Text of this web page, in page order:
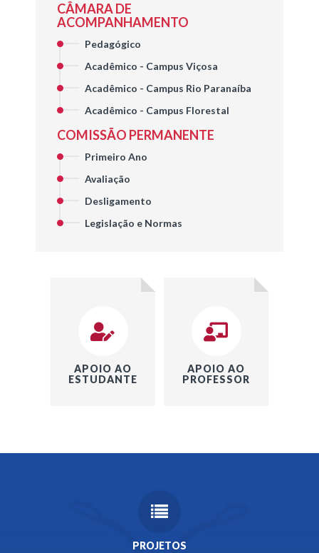
CÂMARA DE
ACOMPANHAMENTO
Pedagógico
Acadêmico - Campus Viçosa
Acadêmico - Campus Rio Paranaíba
Acadêmico - Campus Florestal
COMISSÃO PERMANENTE
Primeiro Ano
Avaliação
Desligamento
Legislação e Normas
APOIO AO
ESTUDANTE
APOIO AO
PROFESSOR
PROJETOS